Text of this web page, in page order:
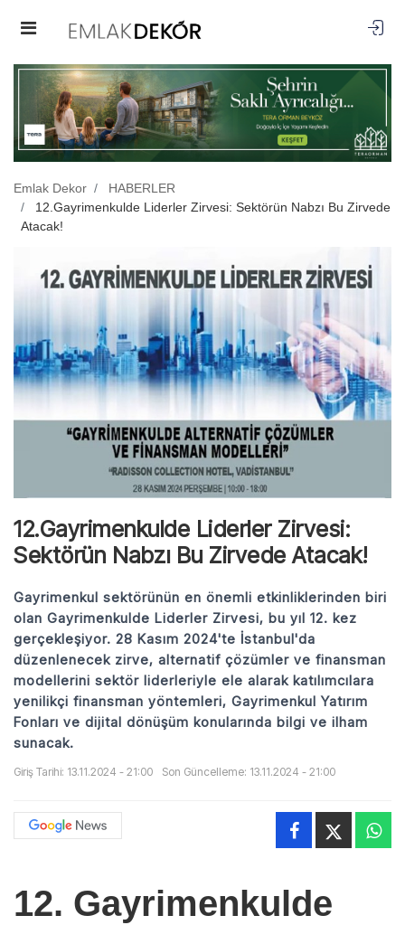
Emlak Dekor
HABERLER
12.Gayrimenkulde Liderler Zirvesi: Sektörün Nabzı Bu Zirvede
Atacak!
12.Gayrimenkulde Liderler Zirvesi:
Sektörün Nabzı Bu Zirvede Atacak!
Gayrimenkul sektörünün en önemli etkinliklerinden biri
olan Gayrimenkulde Liderler Zirvesi, bu yıl 12. kez
gerçekleşiyor. 28 Kasım 2024'te İstanbul'da
düzenlenecek zirve, alternatif çözümler ve finansman
modellerini sektör liderleriyle ele alarak katılımcılara
yenilikçi finansman yöntemleri, Gayrimenkul Yatırım
Fonları ve dijital dönüşüm konularında bilgi ve ilham
sunacak.
Giriş Tarihi: 13.11.2024 - 21:00 Son Güncelleme: 13.11.2024 - 21:00
12. Gayrimenkulde